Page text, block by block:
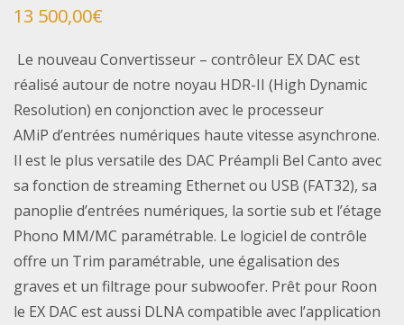
13 500,00€
Le nouveau Convertisseur – contrôleur EX DAC est
réalisé autour de notre noyau HDR-II (High Dynamic
Resolution) en conjonction avec le processeur
AMiP d’entrées numériques haute vitesse asynchrone.
Il est le plus versatile des DAC Préampli Bel Canto avec
sa fonction de streaming Ethernet ou USB (FAT32), sa
panoplie d’entrées numériques, la sortie sub et l’étage
Phono MM/MC paramétrable. Le logiciel de contrôle
offre un Trim paramétrable, une égalisation des
graves et un filtrage pour subwoofer. Prêt pour Roon
le EX DAC est aussi DLNA compatible avec l’application